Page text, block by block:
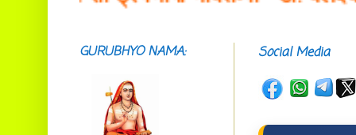
Social Media
GURUBHYO NAMA:
सदाशिवसमारम्भां
शङ्कराचार्य मध्यमाम्।
अस्मदाचार्यपर्यन्तां